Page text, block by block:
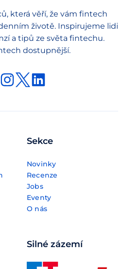
která věří, že vám fintech
životě. Inspirujeme lidi
a tipů ze světa fintechu.
dostupnější.
Sekce
Novinky
Recenze
Jobs
Eventy
O nás
Silné zázemí